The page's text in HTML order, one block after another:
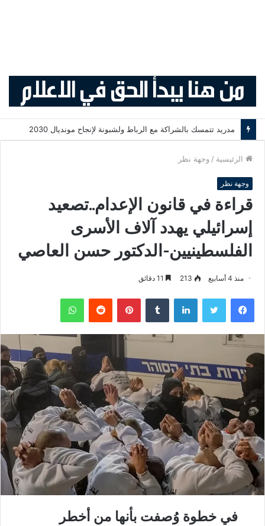
الرئيسية / وجهة نظر
وجهة نظر
قراءة في قانون الإعدام..تصعيد
إسرائيلي يهدد آلاف الأسرى
الفلسطينيين-الدكتور حسن العاصي
منذ 4 أسابيع 213
فيسبوك لينكدإن بينتيريست
في خطوة وُصفت بأنها من أخطر